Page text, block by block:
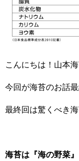
こんにちは！山本
今回が海苔のお話最
最終回は驚くべき
海苔は『海の野菜』